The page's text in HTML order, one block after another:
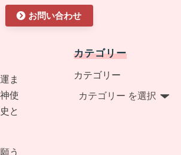
お問い合わせ
ま
使
と
う
カテゴリー
カテゴリー